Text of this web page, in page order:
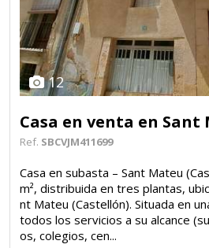
12
Casa en venta en Sant
Ref. SBCVJM411699
Casa en subasta – Sant Mateu
m², distribuida en tres plantas,
nt Mateu (Castellón). Situada en
todos los servicios a su alcance
os, colegios, cen...